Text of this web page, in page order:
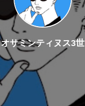
オサミンティヌス3世